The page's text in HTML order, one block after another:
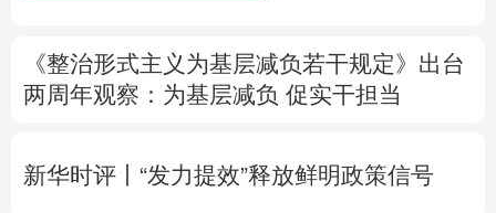
English Español Français عربى
Deutsch Português
《整治形式主义为基层减负若干规定》出台
两周年观察 ：为基层减负 促实干担当
新华时评丨“发力提效”释放鲜明政策信号